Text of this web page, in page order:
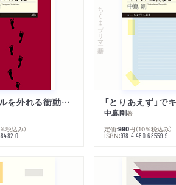
人生のレールを外れる衝動のみつけかた
税込み）
0
ちくまプリマー新書
中嶌剛著
定価:990円 （10％税込み）
ISBN:978-4-480-68559-9